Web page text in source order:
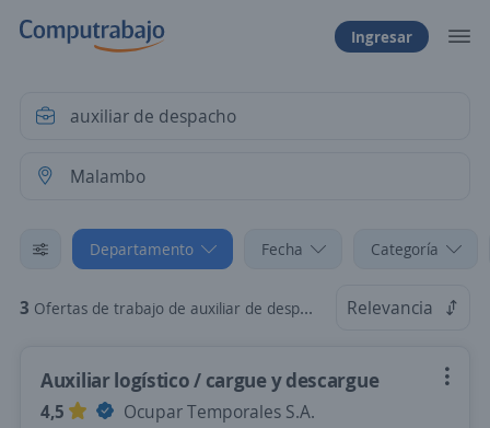
Ingresar
Departamento Fecha Categoría
3 Ofertas de trabajo de auxiliar de despacho en Malambo, Atlántico Relevancia
Auxiliar logístico / cargue y descargue
4,5
Ocupar Temporales S.A.